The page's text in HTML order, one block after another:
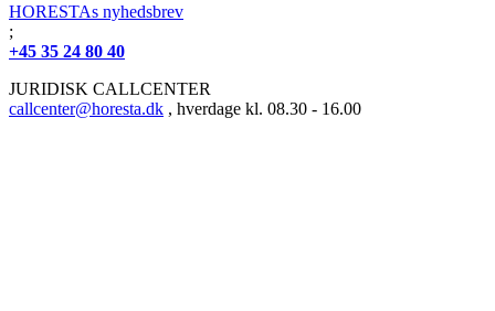
HORESTAs nyhedsbrev
;
+45 35 24 80 40
JURIDISK CALLCENTER
callcenter@horesta.dk , hverdage kl. 08.30 - 16.00